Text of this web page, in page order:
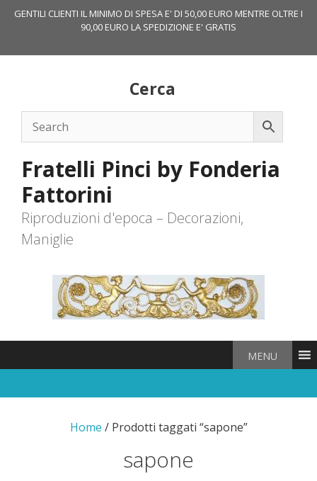
GENTILI CLIENTI IL MINIMO DI SPESA E' DI 50,00 EURO MENTRE OLTRE I
90,00 EURO LA SPEDIZIONE E' GRATIS
Cerca
Fratelli Pinci by Fonderia
Fattorini
Riproduzioni d'epoca – Decorazioni,
Maniglie
MENU
Home / Prodotti taggati “sapone”
sapone